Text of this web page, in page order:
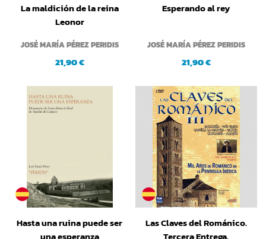
La maldición de la reina
Leonor
JOSÉ MARÍA PÉREZ PERIDIS
21,90 €
Esperando al rey
JOSÉ MARÍA PÉREZ PERIDIS
21,90 €
Hasta una ruina puede ser
Las Claves del Románico.